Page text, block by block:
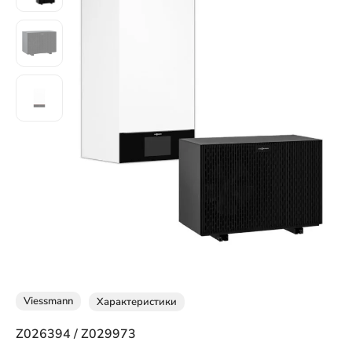
Viessmann Характеристики
Z026394 / Z029973